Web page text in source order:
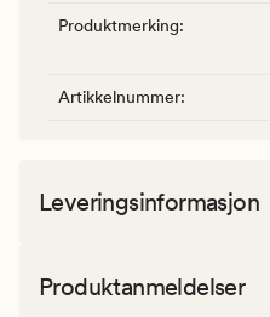
Produktmerking:
Artikkelnummer:
Leveringsinformasjon
Produktanmeldelser